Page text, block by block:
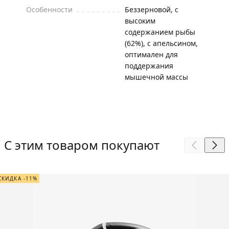
Особенности
Беззерновой, с
высоким
содержанием рыбы
(62%), с апельсином,
оптимален для
поддержания
мышечной массы
С этим товаром покупают
-11%